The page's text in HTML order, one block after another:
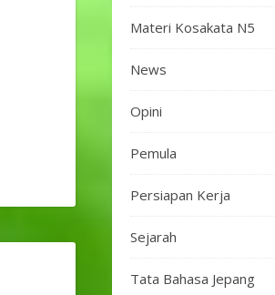
Materi Kosakata N5
News
Opini
Pemula
Persiapan Kerja
Sejarah
Tata Bahasa Jepang